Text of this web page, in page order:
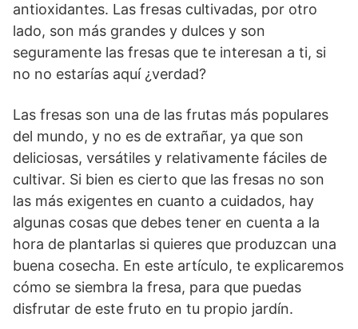
antioxidantes. Las fresas cultivadas, por otro
lado, son más grandes y dulces y son
seguramente las fresas que te interesan a ti, si
no no estarías aquí ¿verdad?
Las fresas son una de las frutas más populares
del mundo, y no es de extrañar, ya que son
deliciosas, versátiles y relativamente fáciles de
cultivar. Si bien es cierto que las fresas no son
las más exigentes en cuanto a cuidados, hay
algunas cosas que debes tener en cuenta a la
hora de plantarlas si quieres que produzcan una
buena cosecha. En este artículo, te explicaremos
cómo se siembra la fresa, para que puedas
disfrutar de este fruto en tu propio jardín.